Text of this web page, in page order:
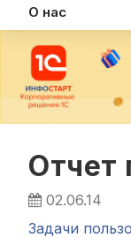
О нас
Отчет
02.06.14
Задачи